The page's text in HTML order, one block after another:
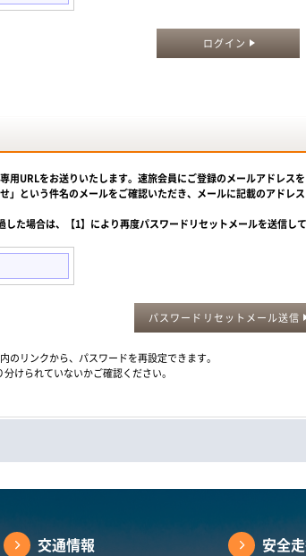
ログイン
用URLをお送りいたします。速旅会員にご登録のメールアドレス
」という件名のメールをご確認いただき、メールに記載のアドレ
た場合は、【1】により再度パスワードリセットメールを送信して
パスワードリセットメール送信
リンクから、パスワードを再設定できます。
けられていないかご確認ください。
交通情報 安全